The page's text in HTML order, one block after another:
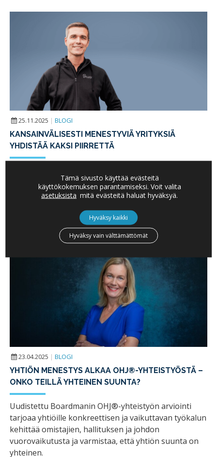
25.11.2025 | BLOGI
KANSAINVÄLISESTI MENESTYVIÄ YRITYKSIÄ
YHDISTÄÄ KAKSI PIIRRETTÄ
mielipidekirjoitus julkaistiin marraskuun puolivälissä
Talouselämän Tebatissa.
23.04.2025 | BLOGI
YHTIÖN MENESTYS ALKAA OHJ®-YHTEISTYÖSTÄ –
ONKO TEILLÄ YHTEINEN SUUNTA?
Uudistettu Boardmanin OHJ®-yhteistyön arviointi
tarjoaa yhtiöille konkreettisen ja vaikuttavan työkalun
kehittää omistajien, hallituksen ja johdon
vuorovaikutusta ja varmistaa, että yhtiön suunta on
yhteinen.
Tämä sivusto käyttää evästeitä
käyttökokemuksen parantamiseksi. Voit valita
asetuksista mitä evästeitä haluat hyväksyä.
Hyväksy kaikki
Hyväksy vain välttämättömät